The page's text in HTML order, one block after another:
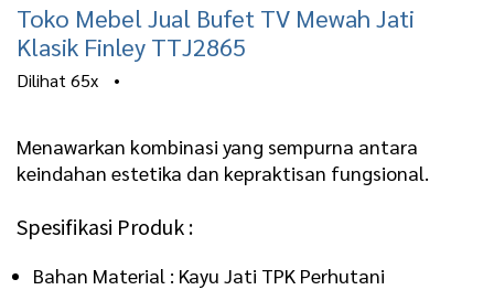
Toko Mebel Jual Bufet TV Mewah Jati
Klasik Finley TTJ2865
Dilihat 65x •
Menawarkan kombinasi yang sempurna antara
keindahan estetika dan kepraktisan fungsional.
Spesifikasi Produk :
Bahan Material : Kayu Jati TPK Perhutani